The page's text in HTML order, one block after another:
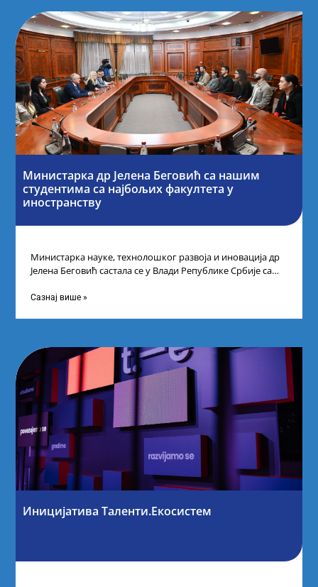
Министарка др Јелена Беговић са нашим
студентима са најбољих факултета у
иностранству
Министарка науке, технолошког развоја и иновација др
Јелена Беговић састала се у Влади Републике Србије са
Сазнај више »
Иницијатива Таленти.Екосистем